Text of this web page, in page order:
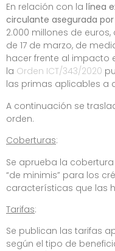
En relación con la línea
circulante asegurada por
2.000 millones de euros,
de 17 de marzo, de
hacer frente al impacto
la Orden ICT/343/2020
las primas aplicables a
A continuación se
orden.
Coberturas:
Se aprueba la
“de minimis” para los
características que las
Tarifas:
Se publican las tarifas
según el tipo de